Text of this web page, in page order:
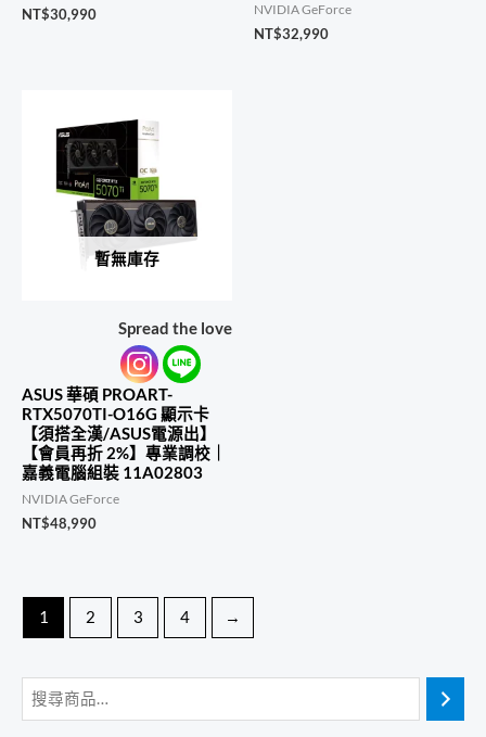
NT$30,990 NVIDIA GeForce
NT$32,990
暫無庫存
Spread the love
ASUS 華碩 PROART-
RTX5070TI-O16G 顯示卡
【須搭全漢/ASUS電源出】
【會員再折 2%】專業調校｜
嘉義電腦組裝 11A02803
NVIDIA GeForce
NT$48,990
1 2 3 4 →